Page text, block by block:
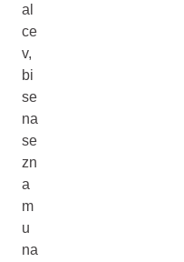
al
ce
v,
bi
se
na
se
zn
a
m
u
na